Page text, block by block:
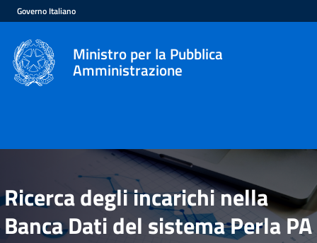
Governo Italiano
Ministro per la Pubblica
Amministrazione
Ricerca degli incarichi nella
Banca Dati del sistema Perla PA